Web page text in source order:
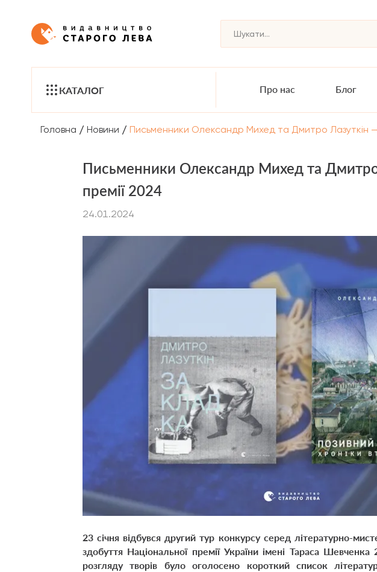
КАТАЛОГ Про нас Блог
Головна / Новини / Письменники Олександр Михед та Дмитро Лазуткін —
Письменники Олександр Михед та
премії 2024
24.01.2024
23 січня відбувся другий тур конкурсу серед літературно-
здобуття Національної премії України імені Тараса
розгляду творів було оголосено короткий список